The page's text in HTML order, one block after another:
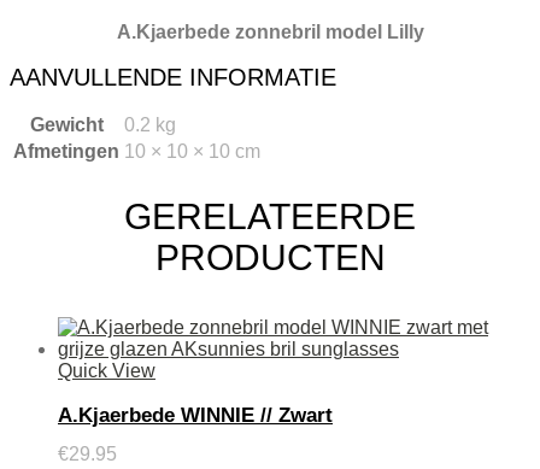
A.Kjaerbede zonnebril model Lilly
AANVULLENDE INFORMATIE
Gewicht
0.2 kg
Afmetingen 10 × 10 × 10 cm
GERELATEERDE
PRODUCTEN
Quick View
A.Kjaerbede WINNIE // Zwart
€29.95